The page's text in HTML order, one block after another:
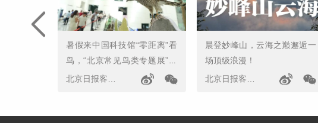
暑假来中国科技馆“零距离”看
鸟，“北京常见鸟类专题展”开
幕
晨登妙峰山，云海之巅邂逅一
场顶级浪漫！